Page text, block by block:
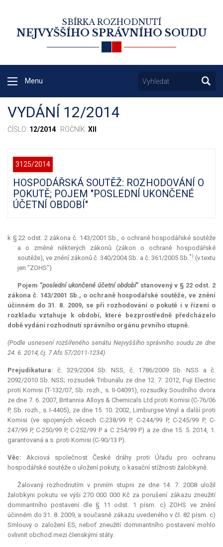
SBÍRKA ROZHODNUTÍ
NEJVYŠŠÍHO SPRÁVNÍHO SOUDU
Menu
VYDÁNÍ 12/2014
ČÍSLO: 12/2014· ROČNÍK: XII
3125/2014
HOSPODÁŘSKÁ SOUTĚŽ: ROZHODOVÁNÍ O
POKUTĚ; POJEM "POSLEDNÍ UKONČENÉ
ÚČETNÍ OBDOBÍ"
k § 22 odst. 2 zákona č. 143/2001 Sb., o ochraně hospodářské soutěže
a o změně některých zákonů (zákon o ochraně hospodářské
soutěže), ve znění zákonů č. 340/2004 Sb. a č. 361/2005 Sb.*) (v textu
jen "ZOHS")
Pojem "poslední ukončené účetní období" stanovený v § 22 odst. 2
zákona č. 143/2001 Sb., o ochraně hospodářské soutěže, ve znění
účinném do 31. 8. 2009, se při rozhodování o pokutě i v řízení o
rozkladu vztahuje k období, které bezprostředně předcházelo
době vydání rozhodnutí správního orgánu prvního stupně.
(Podle usnesení rozšířeného senátu Nejvyššího správního soudu ze dne
24. 6. 2014, čj. 7 Afs 57/2011-1234)
Prejudikatura:č. 329/2004 Sb. NSS, č. 1786/2009 Sb. NSS a č.
2092/2010 Sb. NSS; rozsudek Tribunálu ze dne 12. 7. 2012, Fuji Electric
proti Komisi (T-132/07, Sb. rozh., s. II-04091), rozsudky Soudního dvora
ze dne 7. 6. 2007, Britannia Alloys & Chemicals Ltd proti Komisi (C-76/06
P, Sb. rozh., s. I-4405), ze dne 15. 10. 2002, Limburgse Vinyl a další proti
Komisi (ve spojených věcech C-238/99 P, C-244/99 P, C-245/99 P, C-
247/99 P, C-250/99 P, C-252/99 P a C 254/99 P) a ze dne 15. 5. 2014, 1.
garantovaná a.s. proti Komisi (C-90/13 P).
Věc: Akciová společnost České dráhy proti Úřadu pro ochranu
hospodářské soutěže o uložení pokuty, o kasační stížnosti žalobkyně.
Žalovaný rozhodnutím v prvním stupni ze dne 14. 7. 2008 uložil
žalobkyni pokutu ve výši 270 000 000 Kč za porušení zákazu zneužití
dominantního postavení dle § 11 odst. 1 písm. c) ZOHS ve znění
účinném do 31. 8. 2009, a současně zákazu uvedeného v čl. 82 písm. c)
Smlouvy o založení ES, neboť zneužití dominantního postavení mohlo
ovlivnit obchod mezi členskými státy.